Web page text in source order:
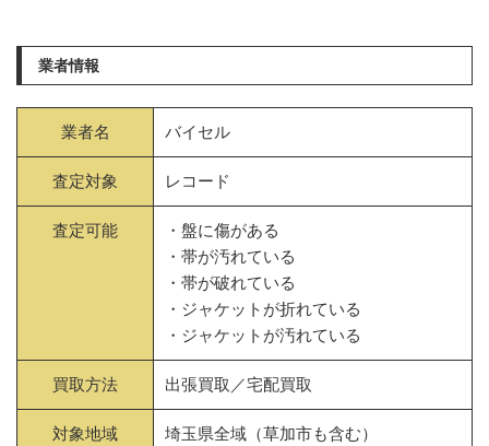
業者情報
業者名 バイセル
査定対象 レコード
査定可能
・盤に傷がある
・帯が汚れている
・帯が破れている
・ジャケットが折れている
・ジャケットが汚れている
買取方法 出張買取／宅配買取
対象地域 埼玉県全域（草加市も含む）